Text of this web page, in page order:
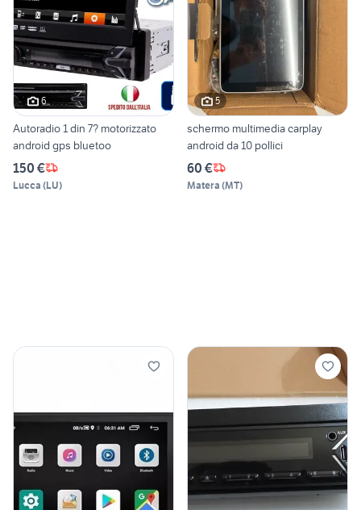
6
Autoradio 1 din 7? motorizzato
android gps bluetoo
150 €
Lucca (LU)
5
schermo multimedia carplay
android da 10 pollici
60 €
Matera (MT)